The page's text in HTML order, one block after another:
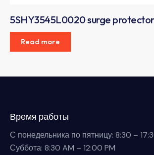
5SHY3545L0020 surge protector
Read more
Время работы
С понедельника по пятницу: 8:30 –
Суббота: 8:30 AM – 12:00 PM